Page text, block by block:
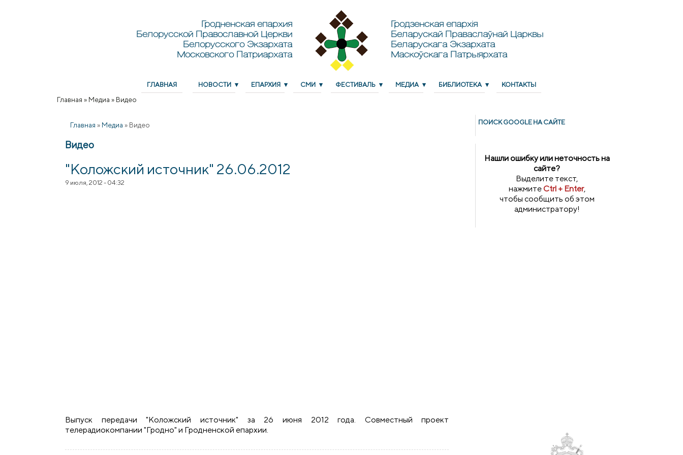
Гродненская епархия
Белорусской Православной Церкви
Белорусского Экзархата
Московского Патриархата
Гродзенская епархія
Беларускай Праваслаўнай Царквы
Беларускага Экзархата
Маскоўскага Патрыярхата
ГЛАВНАЯ НОВОСТИ ЕПАРХИЯ СМИ ФЕСТИВАЛЬ МЕДИА БИБЛИОТЕКА КОНТАКТЫ
Главная » Медиа » Видео
Главная » Медиа » Видео
Видео
"Коложский источник" 26.06.2012
9 июля, 2012 - 04:32
Выпуск передачи "Коложский источник" за 26 июня 2012 года. Совместный проект
телерадиокомпании "Гродно" и Гродненской епархии.
ПОИСК GOОGLE НА САЙТЕ
Нашли ошибку или неточность на
сайте?
Выделите текст,
нажмитеCtrl + Enter,
чтобы сообщить об этом
администратору!